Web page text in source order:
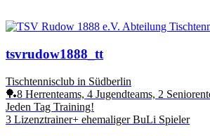
tsvrudow1888_tt
Tischtennisclub in Südberlin
🏓8 Herrenteams, 4 Jugendteams, 2
Jeden Tag Training!
3 Lizenztrainer+ ehemaliger BuLi Spieler